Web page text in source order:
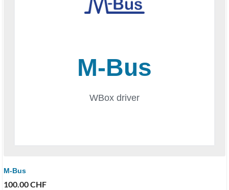
M-Bus
100.00CHF